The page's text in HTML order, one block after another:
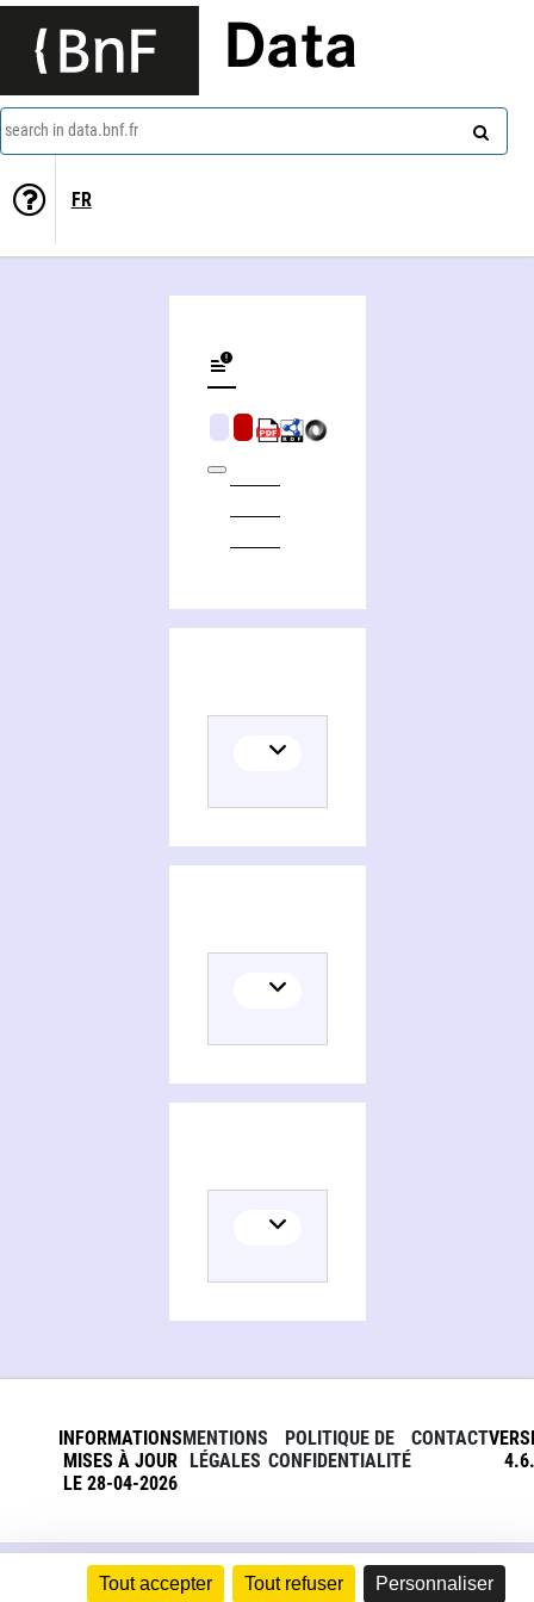
Tout accepter Tout refuser Personnaliser
Data
search in data.bnf.fr
FR
INFORMATIONS
MISES À JOUR
LE 28-04-2026
MENTIONS
LÉGALES
POLITIQUE DE
CONFIDENTIALITÉ
CONTACT